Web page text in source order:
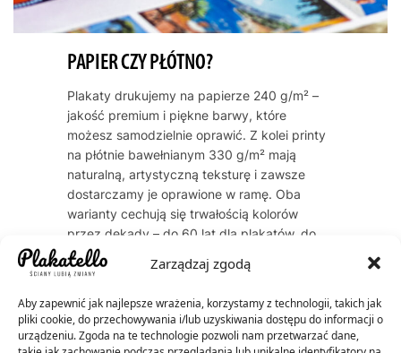
Zarządzaj zgodą
Aby zapewnić jak najlepsze wrażenia, korzystamy z technologii, takich jak
pliki cookie, do przechowywania i/lub uzyskiwania dostępu do informacji o
urządzeniu. Zgoda na te technologie pozwoli nam przetwarzać dane,
PAPIER CZY PŁÓTNO?
Plakaty drukujemy na papierze 240 g/m² –
jakość premium i piękne barwy, które
możesz samodzielnie oprawić. Z kolei printy
na płótnie bawełnianym 330 g/m² mają
naturalną, artystyczną teksturę i zawsze
dostarczamy je oprawione w ramę. Oba
warianty cechują się trwałością kolorów
przez dekady – do 60 lat dla plakatów, do
200 lat dla płócien.